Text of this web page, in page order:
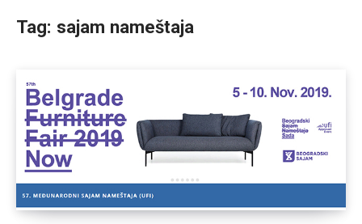
Tag: sajam nameštaja